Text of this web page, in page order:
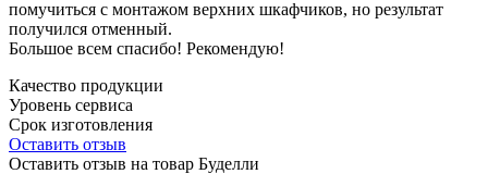
помучиться с монтажом верхних шкафчиков, но результат
получился отменный.
Большое всем спасибо! Рекомендую!
Качество продукции
Уровень сервиса
Срок изготовления
Оставить отзыв
Оставить отзыв на товар Буделли